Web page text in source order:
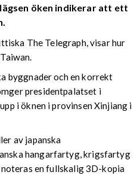
öken indikerar att ett
The Telegraph, visar hur
byggnader och en korrekt
presidentpalatset i
i öknen i provinsen Xinjiang i
av japanska
hangarfartyg, krigsfartyg
en fullskalig 3D-kopia